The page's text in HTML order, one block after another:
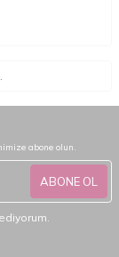
abone olun.
ABONE OL